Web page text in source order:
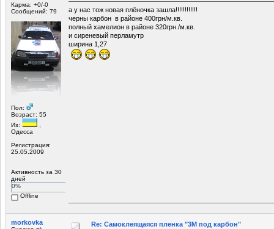
Карма: +0/-0
Сообщений: 79
Пол:
Возраст: 55
Из:
Одесса
Регистрация:
25.05.2009
Активность за 30
дней
0%
Offline
а у нас тож новая плёночка зашла!!!!!!!!!!!!
черны карбон в районе 400грн/м.кв.
полный хамелион в районе 320грн./м.кв.
и сиреневый перламутр
ширина 1,27
morkovka Re: Самоклеящаяся пленка "3М под карбон"